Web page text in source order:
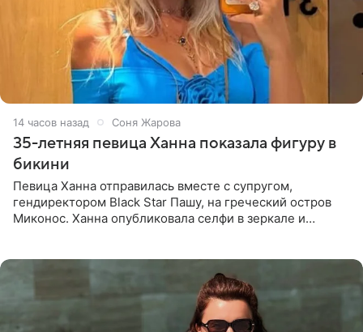
14 часов назад Соня Жарова
35-летняя певица Ханна показала фигуру в
бикини
Певица Ханна отправилась вместе с супругом,
гендиректором Black Star Пашу, на греческий остров
Миконос. Ханна опубликовала селфи в зеркале и